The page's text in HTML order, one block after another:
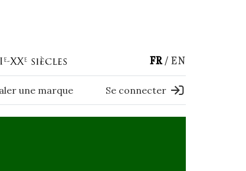
FR EN
une marque Se connecter